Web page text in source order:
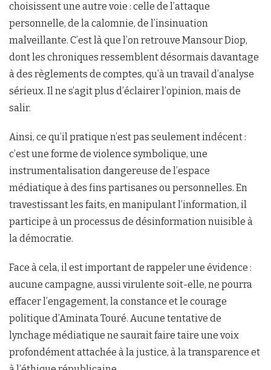
choisissent une autre voie : celle de l’attaque
personnelle, de la calomnie, de l’insinuation
malveillante. C’est là que l’on retrouve Mansour Diop,
dont les chroniques ressemblent désormais davantage
à des règlements de comptes, qu’à un travail d’analyse
sérieux. Il ne s’agit plus d’éclairer l’opinion, mais de
salir.
Ainsi, ce qu’il pratique n’est pas seulement indécent :
c’est une forme de violence symbolique, une
instrumentalisation dangereuse de l’espace
médiatique à des fins partisanes ou personnelles. En
travestissant les faits, en manipulant l’information, il
participe à un processus de désinformation nuisible à
la démocratie.
Face à cela, il est important de rappeler une évidence :
aucune campagne, aussi virulente soit-elle, ne pourra
effacer l’engagement, la constance et le courage
politique d’Aminata Touré. Aucune tentative de
lynchage médiatique ne saurait faire taire une voix
profondément attachée à la justice, à la transparence et